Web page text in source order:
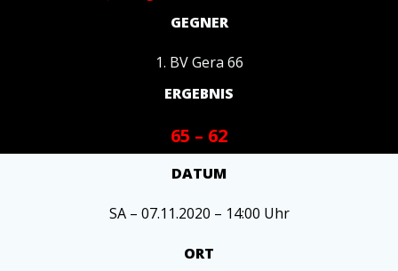
GEGNER
1. BV Gera 66
ERGEBNIS
65 – 62
DATUM
SA – 07.11.2020 – 14:00 Uhr
ORT